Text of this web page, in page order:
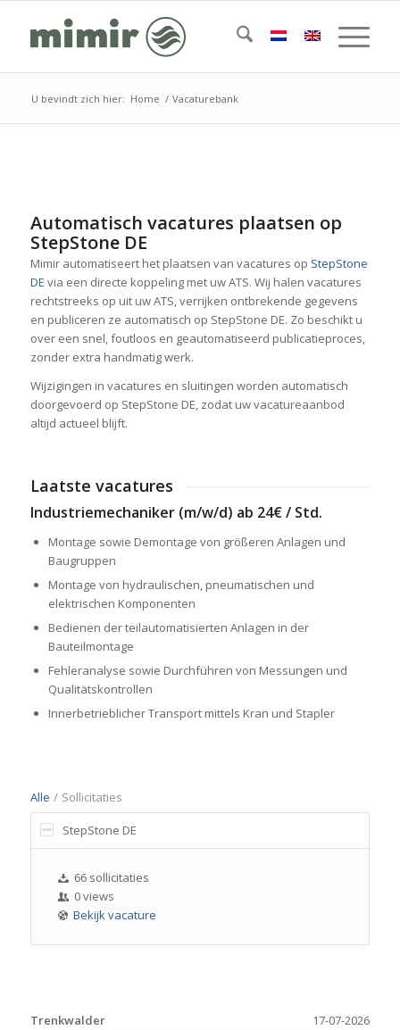
U bevindt zich hier: Home / Vacaturebank
Automatisch vacatures plaatsen op
StepStone DE
Mimir automatiseert het plaatsen van vacatures op StepStone
DE via een directe koppeling met uw ATS. Wij halen vacatures
rechtstreeks op uit uw ATS, verrijken ontbrekende gegevens
en publiceren ze automatisch op StepStone DE. Zo beschikt u
over een snel, foutloos en geautomatiseerd publicatieproces,
zonder extra handmatig werk.
Wijzigingen in vacatures en sluitingen worden automatisch
doorgevoerd op StepStone DE, zodat uw vacatureaanbod
altijd actueel blijft.
Laatste vacatures
Industriemechaniker (m/w/d) ab 24€ / Std.
Montage sowie Demontage von größeren Anlagen und
Baugruppen
Montage von hydraulischen, pneumatischen und
elektrischen Komponenten
Bedienen der teilautomatisierten Anlagen in der
Bauteilmontage
Fehleranalyse sowie Durchführen von Messungen und
Qualitätskontrollen
Innerbetrieblicher Transport mittels Kran und Stapler
Alle / Sollicitaties
StepStone DE
66 sollicitaties
0 views
Bekijk vacature
17-07-2026
Trenkwalder